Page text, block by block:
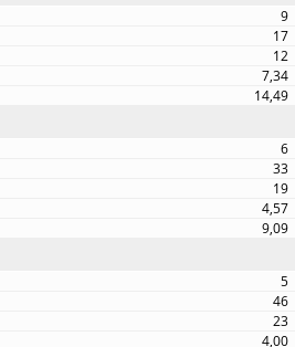
9
17
12
7,34
14,49
6
33
19
4,57
9,09
5
46
23
4,00